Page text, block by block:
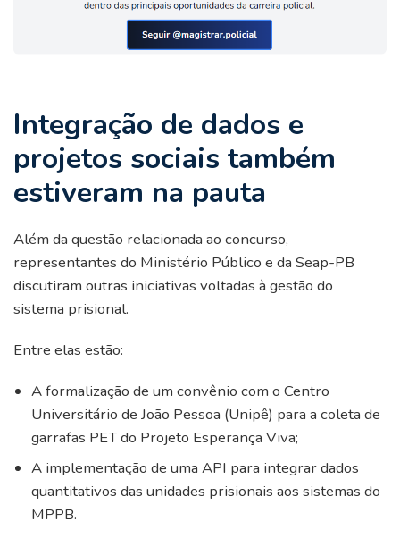
Integração de dados e
projetos sociais também
estiveram na pauta
Além da questão relacionada ao concurso,
representantes do Ministério Público e da Seap-PB
discutiram outras iniciativas voltadas à gestão do
sistema prisional.
Entre elas estão:
A formalização de um convênio com o Centro
Universitário de João Pessoa (Unipê) para a coleta de
garrafas PET do Projeto Esperança Viva;
A implementação de uma API para integrar dados
quantitativos das unidades prisionais aos sistemas do
MPPB.